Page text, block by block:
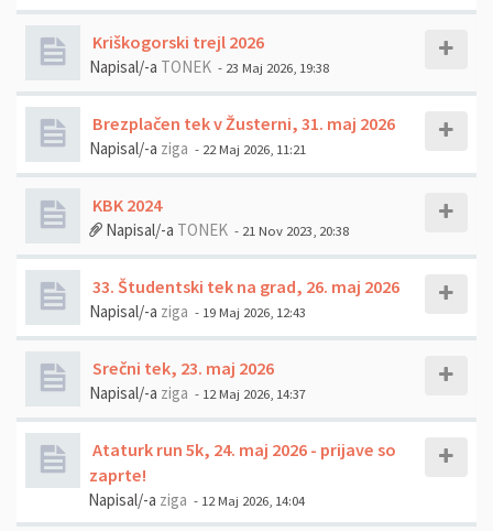
Kriškogorski trejl 2026
Napisal/-a TONEK - 23 Maj 2026, 19:38
Brezplačen tek v Žusterni, 31. maj 2026
Napisal/-a ziga - 22 Maj 2026, 11:21
KBK 2024
Napisal/-a TONEK - 21 Nov 2023, 20:38
33. Študentski tek na grad, 26. maj 2026
Napisal/-a ziga - 19 Maj 2026, 12:43
Srečni tek, 23. maj 2026
Napisal/-a ziga - 12 Maj 2026, 14:37
Ataturk run 5k, 24. maj 2026 - prijave so
zaprte!
Napisal/-a ziga - 12 Maj 2026, 14:04